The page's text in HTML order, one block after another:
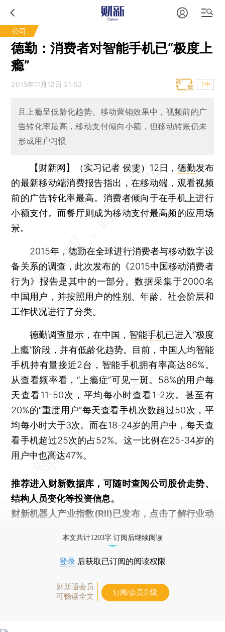
公司
德勤：消费者对智能手机已“极度上
瘾”
2015年11月12日 21:50 T中
且上瘾呈低龄化趋势。移动营销效果中，视频前的广
告转化率最高，移动支付倾向小额，但移动转账仍未
形成用户习惯
【财新网】（实习记者 侯雯） 12日，德勤发布
的最新移动端消费报告指出，在移动端，观看视频
前的广告转化率最高。消费者倾向于在手机上进行
小额支付。而餐厅则成为移动支付最高频的应用场
景。
2015年，德勤在全球进行消费者与移动数字设
备关系的调查，此次发布的《2015中国移动消费者
行为》报告是其中的一部分。数据采集于2000名
中国用户，并按照用户的性别、年龄、社会阶层和
工作状况进行了分类。
德勤调查显示，在中国， 智能手机已进入“极度
上瘾”阶段，并有低龄化趋势。目前，中国人均智能
手机持有量接近2台，智能手机拥有率高达86%。
从查看频率看，“上瘾症”可见一斑。58%的用户每
天查看11-50次，平均每小时查看1-2次。甚至有
20%的“重度用户”每天查看手机次数超过50次，平
均每小时大于3次。而在18-24岁的用户中，每天查
看手机超过25次的占52%。这一比例在25-34岁的
用户中也高达47%。
推荐进入财新数据库 ，可随时查阅公司股价走势、
结构人员变化等投资信息。
财新机器人产业指数(RII)已发布， 点击了解行业动
本文共计1203字 订阅后继续阅读
登录 后获取已订阅的阅读权限
财新通会员
可畅读全文
订阅/会员升级